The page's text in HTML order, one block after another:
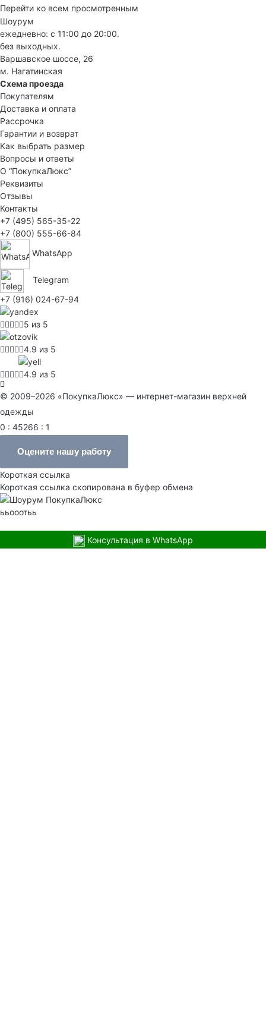
Перейти ко всем просмотренным
Шоурум
ежедневно: с 11:00 до 20:00.
без выходных.
Варшавское шоссе, 26
м. Нагатинская
Схема проезда
Покупателям
Доставка и оплата
Рассрочка
Гарантии и возврат
Как выбрать размер
Вопросы и ответы
О “ПокупкаЛюкс”
Реквизиты
Отзывы
Контакты
+7 (495) 565-35-22
+7 (800) 555-66-84
WhatsApp
Telegram
+7 (916) 024-67-94
5 из 5
4.9 из 5
4.9 из 5
© 2009–2026 «ПокупкаЛюкс» — интернет-магазин верхней
одежды
0 : 45266 : 1
Оцените нашу работу
Короткая ссылка
Короткая ссылка скопирована в буфер обмена
ььооотьь
Консультация в WhatsApp